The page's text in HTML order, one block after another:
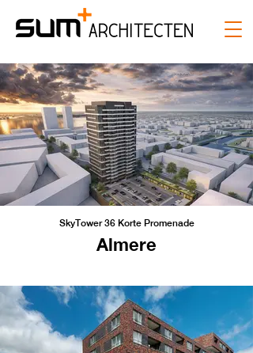
SkyTower 36 Korte Promenade
Almere